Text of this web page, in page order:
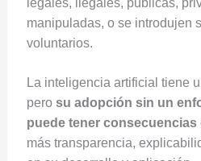
manipuladas, o se introdujen
voluntarios.
La inteligencia artificial tiene
pero su adopción sin un
puede tener consecuencias
más transparencia,